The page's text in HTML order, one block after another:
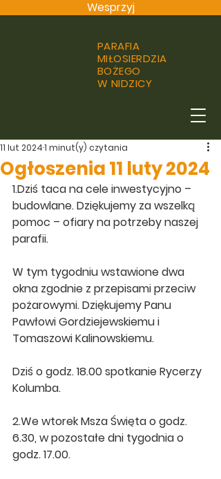
Wesprzyj
PARAFIA
MIŁOSIERDZIA
BOŻEGO
W NIDZICY
Ogłoszenia 11 luty 2024
11 lut 20241 minut(y) czytania
1.Dziś taca na cele inwestycyjno –
budowlane. Dziękujemy za wszelką
pomoc – ofiary na potrzeby naszej
parafii.
W tym tygodniu wstawione dwa
okna zgodnie z przepisami przeciw
pożarowymi. Dziękujemy Panu
Pawłowi Gordziejewskiemu i
Tomaszowi Kalinowskiemu.
Dziś o godz. 18.00 spotkanie Rycerzy
Kolumba.
2.We wtorek Msza Święta o godz.
6.30, w pozostałe dni tygodnia o
godz. 17.00.